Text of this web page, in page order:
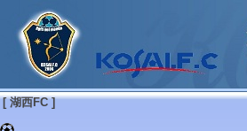
[ 湖西FC ]